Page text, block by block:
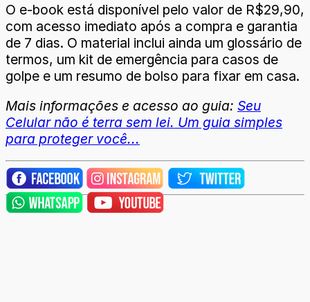
O e-book está disponível pelo valor de R$29,90,
com acesso imediato após a compra e garantia
de 7 dias. O material inclui ainda um glossário de
termos, um kit de emergência para casos de
golpe e um resumo de bolso para fixar em casa.
Mais informações e acesso ao guia: Seu
Celular não é terra sem lei. Um guia simples
para proteger você...